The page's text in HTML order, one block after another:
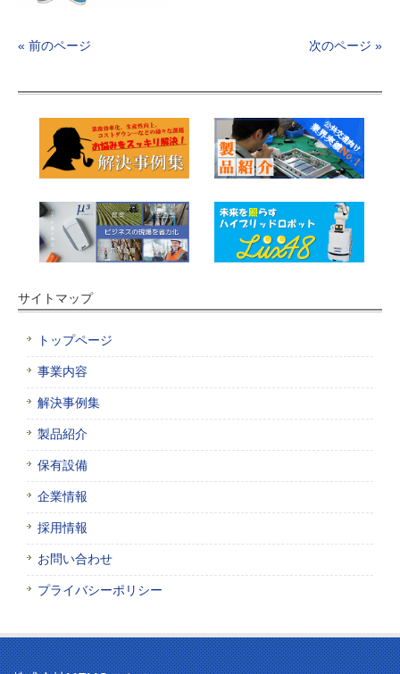
« 前のページ 次のページ »
サイトマップ
トップページ
事業内容
解決事例集
製品紹介
保有設備
企業情報
採用情報
お問い合わせ
プライバシーポリシー